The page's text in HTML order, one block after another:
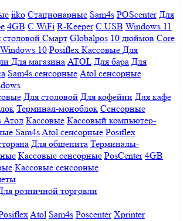
iiko Стационарные Sam4s POScenter Для
4GB С WiFi R-Keeper С USB Windows 11
Смарт Globalpos 10 дюймов Core
Windows 10 Posiflex Кассовые Для
Для магазина ATOL Для бара Для
Sam4s сенсорные Atol сенсорные
Для столовой Для кофейни Для кафе
Терминал-моноблок Сенсорные
Атол Кассовые Кассовый компьютер-
Sam4sAtol сенсорные Posiflex
Для общепита Терминалы-
Кассовые сенсорные PosCenter 4GB
Кассовые сенсорные
розничной торговли
Atol Sam4s Poscenter Xprinter